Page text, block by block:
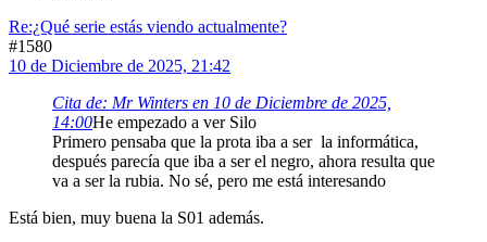
Re:¿Qué serie estás viendo actualmente?
#1580
10 de Diciembre de 2025, 21:42
Cita de: Mr Winters en 10 de Diciembre de 2025,
14:00He empezado a ver Silo
Primero pensaba que la prota iba a ser la informática,
después parecía que iba a ser el negro, ahora resulta que
va a ser la rubia. No sé, pero me está interesando
Está bien, muy buena la S01 además.